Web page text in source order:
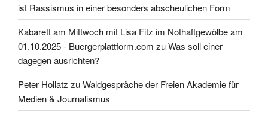
ist Rassismus in einer besonders abscheulichen Form
Kabarett am Mittwoch mit Lisa Fitz im Nothaftgewölbe am
01.10.2025 - Buergerplattform.com zuWas soll einer
dagegen ausrichten?
Peter Hollatz zuWaldgespräche der Freien Akademie für
Medien & Journalismus